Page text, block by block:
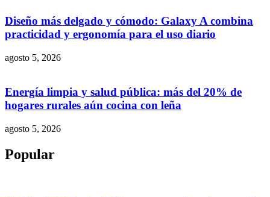
Diseño más delgado y cómodo: Galaxy A combina
practicidad y ergonomía para el uso diario
agosto 5, 2026
Energía limpia y salud pública: más del 20% de
hogares rurales aún cocina con leña
agosto 5, 2026
Popular